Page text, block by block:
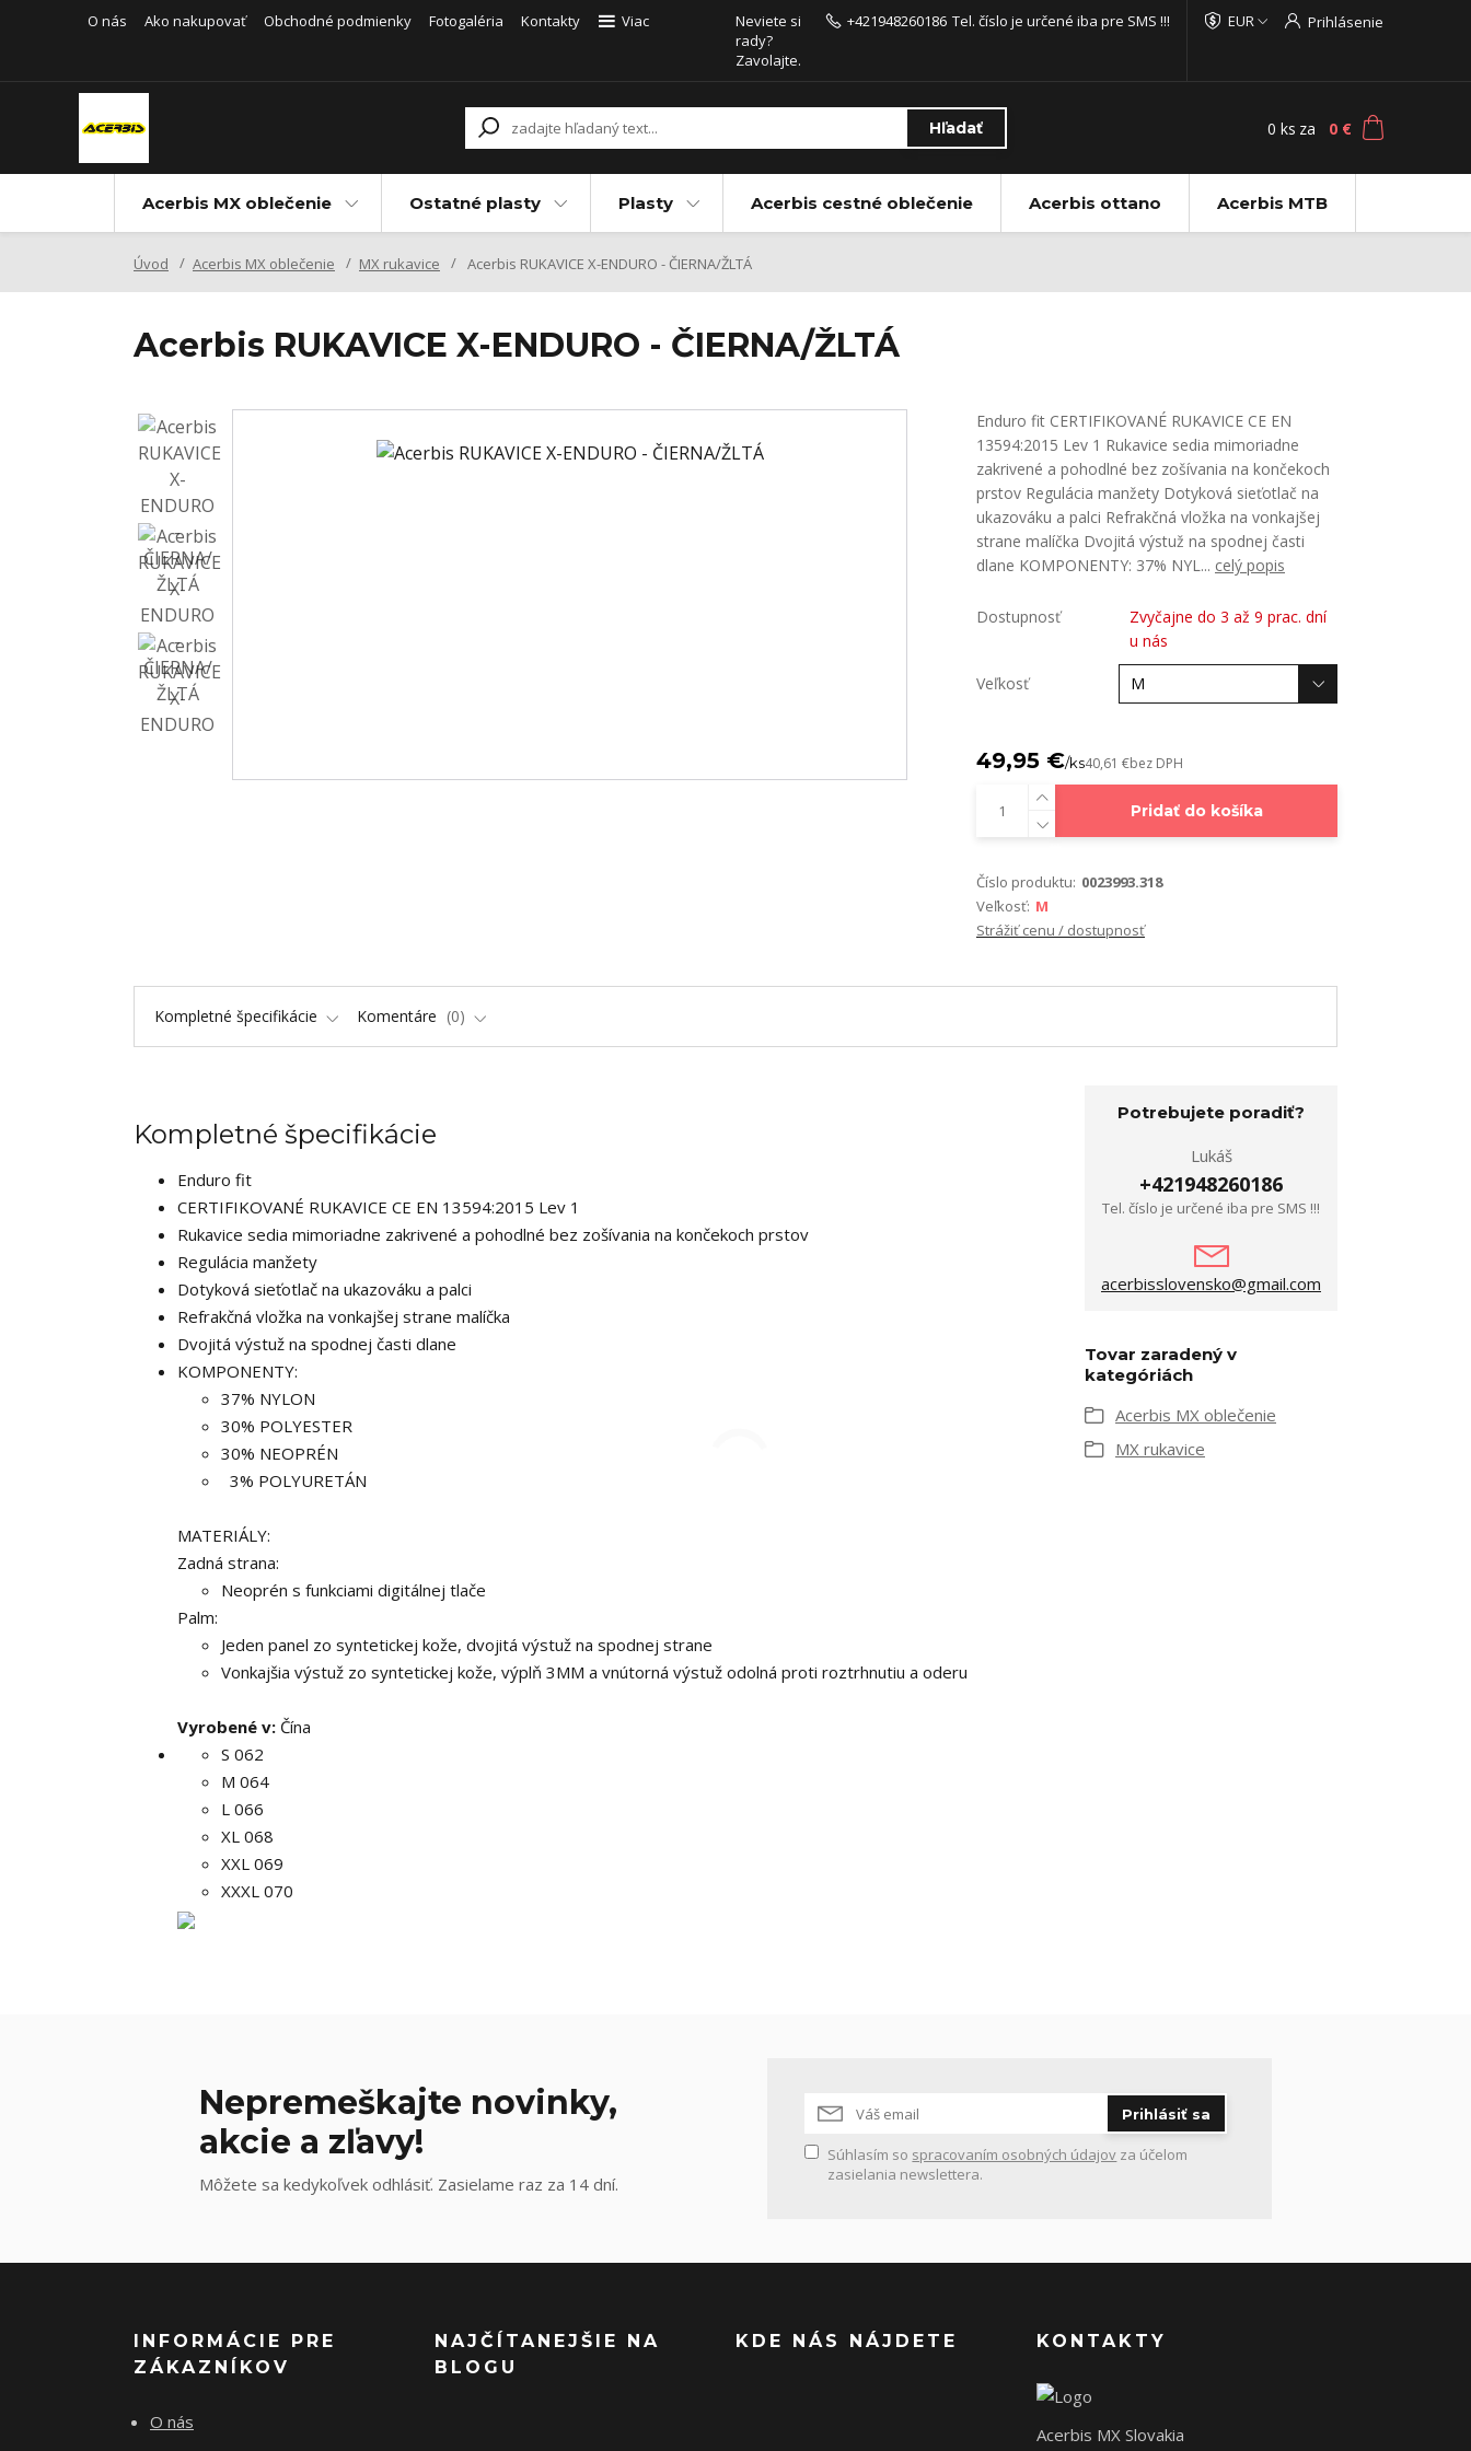
O nás Ako nakupovať Obchodné podmienky Fotogaléria Kontakty Viac EUR Prihlásenie
Hľadať
Neviete si
rady?
Zavolajte.
+421948260186 Tel. číslo je určené iba pre SMS !!!
0 ks za 0 €
Acerbis MX oblečenie Ostatné plasty Plasty Acerbis cestné oblečenie Acerbis ottano Acerbis MTB
Úvod Acerbis MX oblečenie MX rukavice Acerbis RUKAVICE X-ENDURO - ČIERNA/ŽLTÁ
Acerbis RUKAVICE X-ENDURO - ČIERNA/ŽLTÁ
Enduro fit CERTIFIKOVANÉ RUKAVICE CE EN
13594:2015 Lev 1 Rukavice sedia mimoriadne
zakrivené a pohodlné bez zošívania na končekoch
prstov Regulácia manžety Dotyková sieťotlač na
ukazováku a palci Refrakčná vložka na vonkajšej
strane malíčka Dvojitá výstuž na spodnej časti
dlane KOMPONENTY: 37% NYL... celý popis
Dostupnosť
Zvyčajne do 3 až 9 prac. dní
u nás
Veľkosť
49,95 €/ks40,61 €bez DPH
Pridať do košíka
Číslo produktu: 0023993.318
Veľkosť: M
Strážiť cenu / dostupnosť
Kompletné špecifikácie Komentáre 0
Kompletné špecifikácie
Enduro fit
CERTIFIKOVANÉ RUKAVICE CE EN 13594:2015 Lev 1
Rukavice sedia mimoriadne zakrivené a pohodlné bez zošívania na končekoch prstov
Regulácia manžety
Dotyková sieťotlač na ukazováku a palci
Refrakčná vložka na vonkajšej strane malíčka
Dvojitá výstuž na spodnej časti dlane
KOMPONENTY:
37% NYLON
30% POLYESTER
30% NEOPRÉN
3% POLYURETÁN
MATERIÁLY:
Zadná strana:
Neoprén s funkciami digitálnej tlače
Palm:
Jeden panel zo syntetickej kože, dvojitá výstuž na spodnej strane
Vonkajšia výstuž zo syntetickej kože, výplň 3MM a vnútorná výstuž odolná proti roztrhnutiu a oderu
Vyrobené v: Čína
S 062
M 064
L 066
XL 068
XXL 069
XXXL 070
Potrebujete poradiť?
Lukáš
+421948260186
Tel. číslo je určené iba pre SMS !!!
acerbisslovensko@gmail.com
Tovar zaradený v
kategóriách
Acerbis MX oblečenie
MX rukavice
Nepremeškajte novinky,
akcie a zľavy!
Môžete sa kedykoľvek odhlásiť. Zasielame raz za 14 dní.
Prihlásiť sa
Súhlasím so spracovaním osobných údajov za účelom
zasielania newslettera.
INFORMÁCIE PRE
ZÁKAZNÍKOV
O nás
NAJČÍTANEJŠIE NA
BLOGU
KDE NÁS NÁJDETE KONTAKTY
Acerbis MX Slovakia